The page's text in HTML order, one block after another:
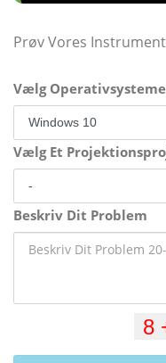
Prøv Vores
Vælg
Vælg Et
Beskriv Dit Problem